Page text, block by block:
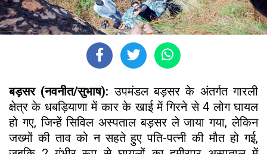
बड़सर (नवनीत/सुभाष): उपमंडल बड़सर के अंतर्गत गारली
क्षेत्र के धबड़ियाणा में कार के खाई में गिरने से 4 लोग घायल
हो गए, जिन्हें सिविल अस्पताल बड़सर ले जाया गया, लेकिन
जख्मों की ताव को न सहते हुए पति-पत्नी की मौत हो गई,